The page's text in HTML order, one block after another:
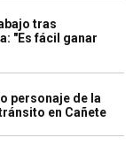
tras
"Es fácil ganar
personaje de la
en Cañete